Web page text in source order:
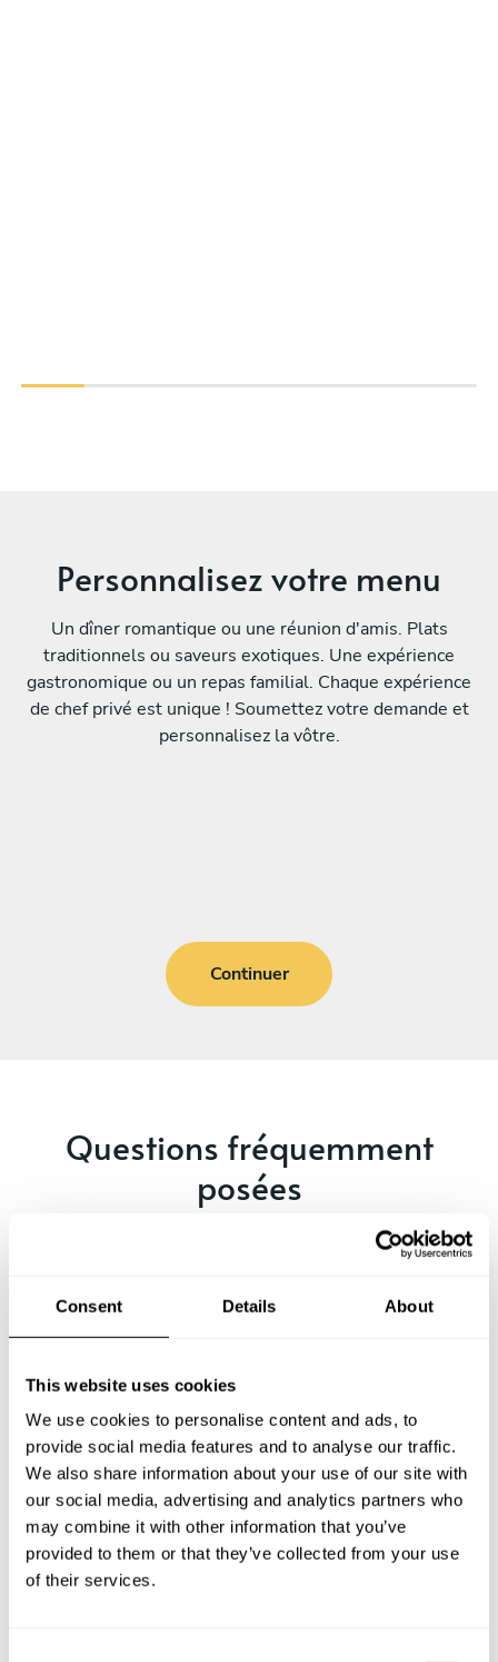
Consent Details About
This website uses cookies
We use cookies to personalise content and ads, to
provide social media features and to analyse our traffic.
We also share information about your use of our site with
our social media, advertising and analytics partners who
may combine it with other information that you’ve
provided to them or that they’ve collected from your use
of their services.
Personnalisez votre menu
Un dîner romantique ou une réunion d'amis. Plats
traditionnels ou saveurs exotiques. Une expérience
gastronomique ou un repas familial. Chaque expérience
de chef privé est unique ! Soumettez votre demande et
personnalisez la vôtre.
Continuer
Questions fréquemment
posées
Vous trouverez ci-dessous les questions les plus
Que comprend un service de Chef a Domicile à Alès?
Combien coûte un Chef a Domicile à Alès?
Comment puis-je réserver un Chef a Domicile à Alès?
Comment puis-je trouver un Chef a Domicile à Alès?